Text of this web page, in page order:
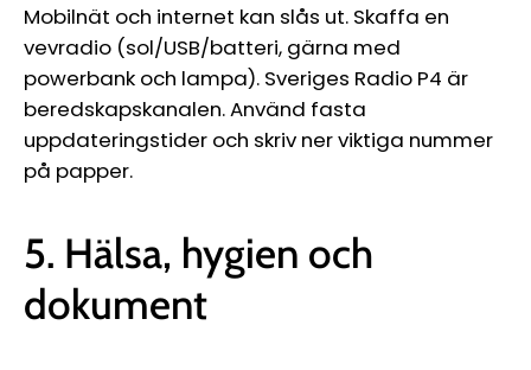
Mobilnät och internet kan slås ut. Skaffa en
vevradio (sol/USB/batteri, gärna med
powerbank och lampa). Sveriges Radio P4 är
beredskapskanalen. Använd fasta
uppdateringstider och skriv ner viktiga nummer
på papper.
5. Hälsa, hygien och
dokument